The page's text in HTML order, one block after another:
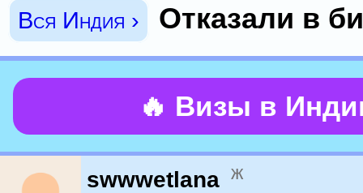
Вся Индия › Отказали в
🔥 Визы в
swwwetlana ж